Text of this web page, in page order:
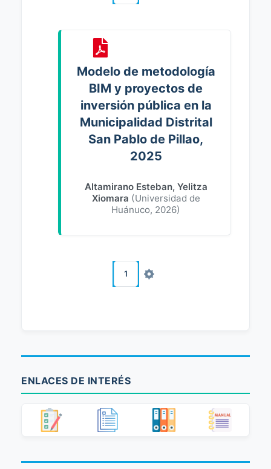
Modelo de metodología
BIM y proyectos de
inversión pública en la
Municipalidad Distrital
San Pablo de Pillao,
2025
Altamirano Esteban, Yelitza
Xiomara (Universidad de
Huánuco, 2026)
1
ENLACES DE INTERÉS